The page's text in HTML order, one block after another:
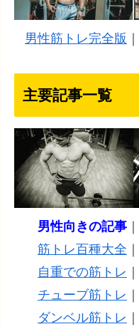
男性筋トレ完全版
主要記事一覧
男性向きの記事 ｜
筋トレ百種大全 ｜
自重での筋トレ ｜
チューブ筋トレ ｜
ダンベル筋トレ ｜